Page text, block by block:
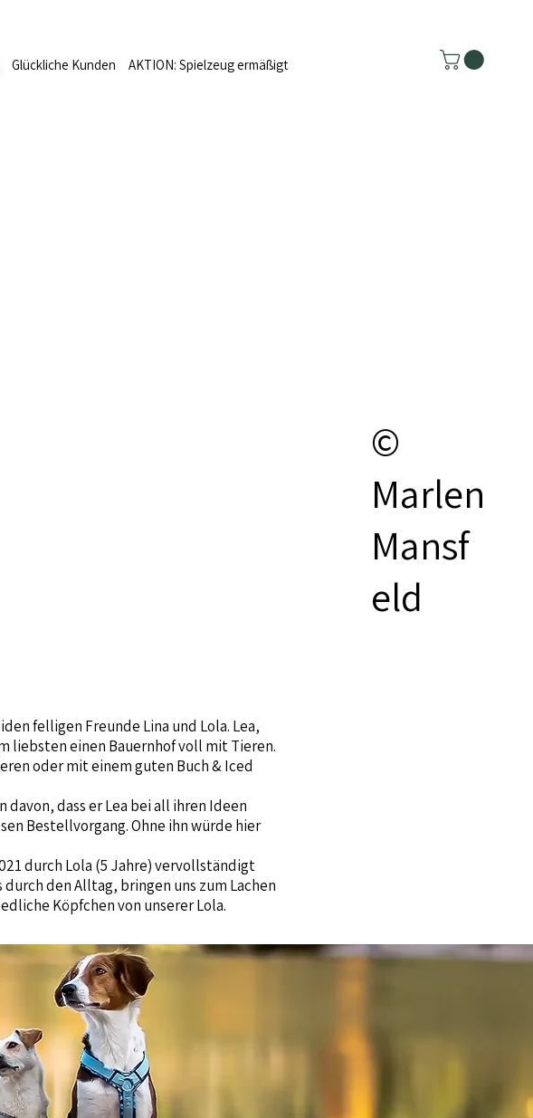
Glückliche Kunden AKTION: Spielzeug ermäßigt
©
Marlen
Mansf
eld
felligen Freunde Lina und Lola. Lea,
liebsten einen Bauernhof voll mit Tieren.
oder mit einem guten Buch & Iced
dass er Lea bei all ihren Ideen
Bestellvorgang. Ohne ihn würde hier
durch Lola (5 Jahre) vervollständigt
den Alltag, bringen uns zum Lachen
Köpfchen von unserer Lola.